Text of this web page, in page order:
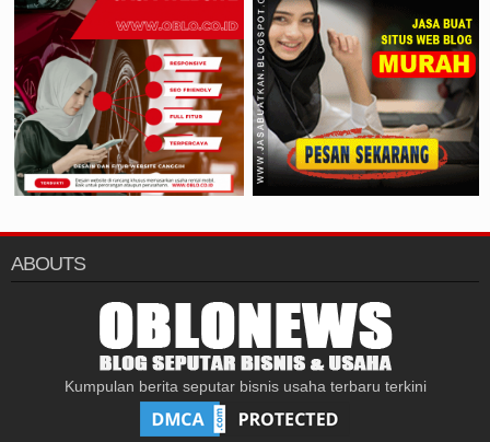
ABOUTS
Kumpulan berita seputar bisnis usaha terbaru terkini